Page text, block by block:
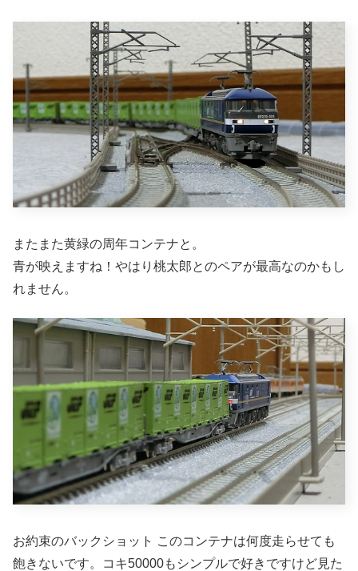
またまた黄緑の周年コンテナと。
青が映えますね！やはり桃太郎とのペアが最高なのかもし
れません。
お約束のバックショット このコンテナは何度走らせても
飽きないです。コキ50000もシンプルで好きですけど見た